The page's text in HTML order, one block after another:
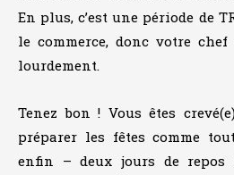
En plus, c’est une période de
le commerce, donc votre
lourdement.
Tenez bon ! Vous êtes
préparer les fêtes comme
enfin – deux jours de repos